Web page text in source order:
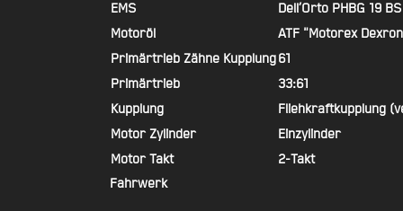
EMS
Dell’Orto PHBG 19 BS
Motoröl
ATF "Motorex
Primärtrieb Zähne Kupplung61
Primärtrieb
33:61
Kupplung
Fliehkraftkupplung
Motor Zylinder
Einzylinder
Motor Takt
2-Takt
Fahrwerk